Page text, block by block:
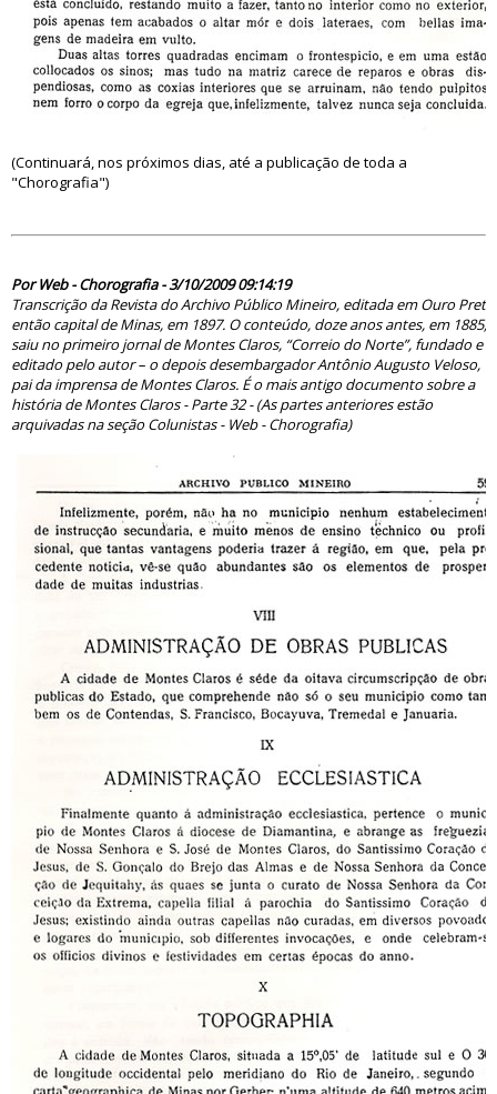
(Continuará, nos próximos dias, até a publicação de toda a
"Chorografia")
Por Web - Chorografia - 3/10/2009 09:14:19
Transcrição da Revista do Archivo Público Mineiro, editada em Ouro Preto,
então capital de Minas, em 1897. O conteúdo, doze anos antes, em 1885,
saiu no primeiro jornal de Montes Claros, “Correio do Norte”, fundado e
editado pelo autor – o depois desembargador Antônio Augusto Veloso,
pai da imprensa de Montes Claros. É o mais antigo documento sobre a
história de Montes Claros - Parte 32 - (As partes anteriores estão
arquivadas na seção Colunistas - Web - Chorografia)